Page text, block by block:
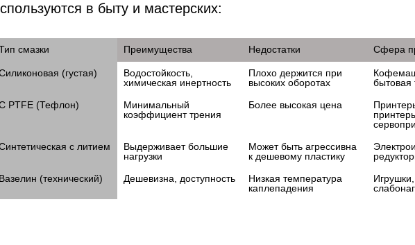
в быту и мастерских:
смазки Преимущества Недостатки Сфера
(густая)
Водостойкость,
химическая инертность
Плохо держится при
высоких оборотах
бытовая
PTFE (Тефлон)
Минимальный
коэффициент трения
Более высокая цена
с литием
Выдерживает большие
нагрузки
Может быть агрессивна
к дешевому пластику
Вазелин (технический)
Дешевизна, доступность
Низкая температура
каплепадения
Игрушки,